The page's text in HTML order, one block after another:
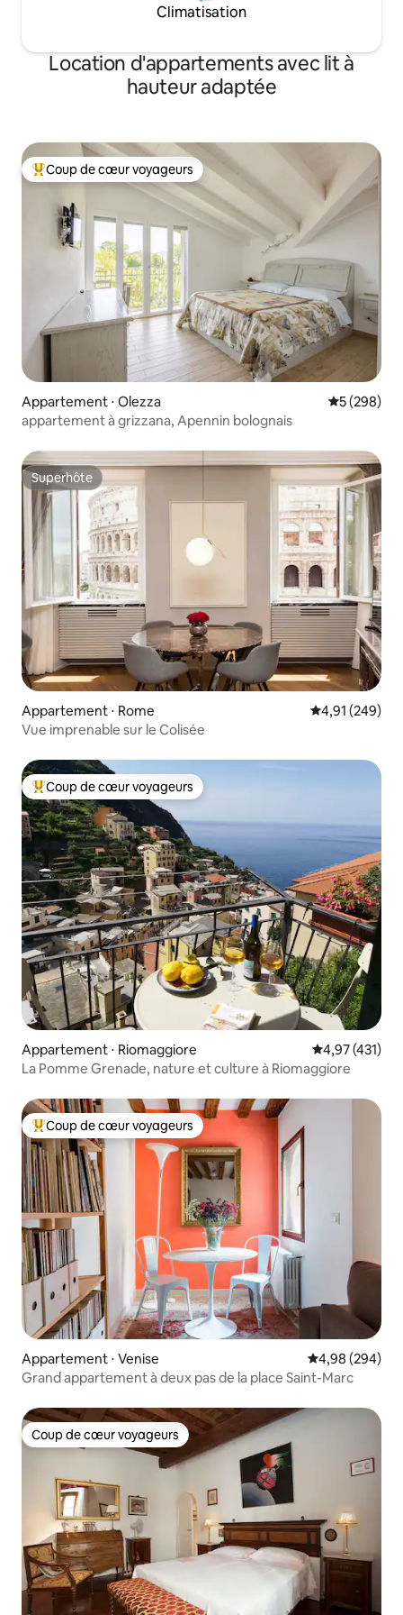
Climatisation
Location d'appartements avec lit à
hauteur adaptée
Coups de cœur voyageurs les plus appréciés
Coup de cœur voyageurs
Appartement ⋅ Olezza Évaluation
5 (298)
appartement à grizzana, Apennin bolognais
Superhôte
Superhôte
Appartement ⋅ Rome Évaluation
4,91 (249)
Vue imprenable sur le Colisée
Coups de cœur voyageurs les plus appréciés
Coup de cœur voyageurs
Appartement ⋅ Riomaggiore Évaluation
4,97 (431)
La Pomme Grenade, nature et culture à Riomaggiore
Coups de cœur voyageurs les plus appréciés
Coup de cœur voyageurs
Appartement ⋅ Venise Évaluation
4,98 (294)
Grand appartement à deux pas de la place Saint-Marc
Coup de cœur voyageurs
Coup de cœur voyageurs